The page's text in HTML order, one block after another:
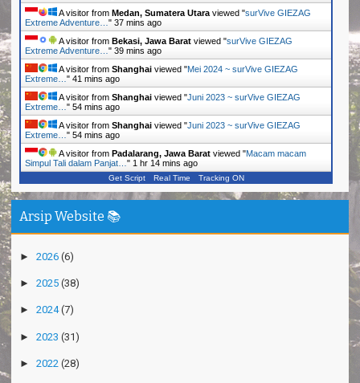
A visitor from Medan, Sumatera Utara viewed "surVive GIEZAG
Extreme Adventure… " 37 mins ago
A visitor from Bekasi, Jawa Barat viewed "surVive GIEZAG
Extreme Adventure… " 39 mins ago
A visitor from Shanghai viewed "Mei 2024 ~ surVive GIEZAG
Extreme… " 41 mins ago
A visitor from Shanghai viewed "Juni 2023 ~ surVive GIEZAG
Extreme… " 54 mins ago
A visitor from Shanghai viewed "Juni 2023 ~ surVive GIEZAG
Extreme… " 54 mins ago
A visitor from Padalarang, Jawa Barat viewed "Macam macam
Simpul Tali dalam Panjat… " 1 hr 14 mins ago
Get Script Real Time Tracking ON
Arsip Website 📚
► 2026 (6)
► 2025 (38)
► 2024(7)
► 2023 (31)
► 2022 (28)